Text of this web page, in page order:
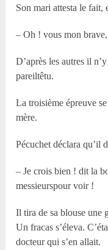
Son mari attesta le fait,
– Oh ! vous mon
D’après les autres il
pareiltêtu.
La troisième épreuve
mère.
Pécuchet déclara qu’il
– Je crois bien ! dit la
messieurspour voir !
Il tira de sa blouse une
Un fracas s’éleva.
docteur qui s’en allait.